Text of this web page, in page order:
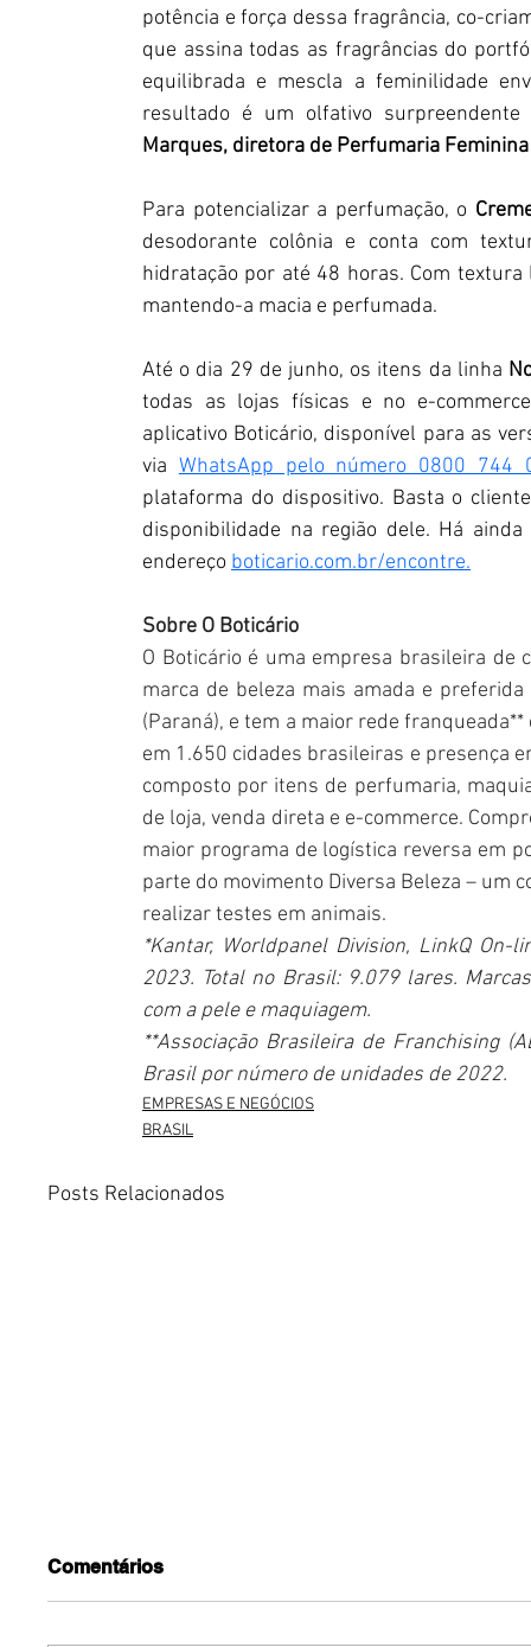
potência e força dessa fragrância, co-
que assina todas as fragrâncias do
equilibrada e mescla a feminilidade
resultado é um olfativo
Marques, diretora de Perfumaria
Para potencializar a perfumação, o
desodorante colônia e conta com
hidratação por até 48 horas. Com
mantendo-a macia e perfumada.
Até o dia 29 de junho, os itens da linha
todas as lojas físicas e no e-
aplicativo Boticário, disponível para as
via WhatsApp pelo número 0800 744
plataforma do dispositivo. Basta o
disponibilidade na região dele. Há
endereço boticario.com.br/encontre.
Sobre O Boticário
O Boticário é uma empresa brasileira de
marca de beleza mais amada e
(Paraná), e tem a maior rede
em 1.650 cidades brasileiras e presença
composto por itens de perfumaria,
de loja, venda direta e e-commerce.
maior programa de logística reversa em
parte do movimento Diversa Beleza – um
realizar testes em animais.
*Kantar, Worldpanel Division, LinkQ
2023. Total no Brasil: 9.079 lares.
com a pele e maquiagem.
**Associação Brasileira de Franchising
Brasil por número de unidades de 2022.
EMPRESAS E NEGÓCIOS
BRASIL
Posts Relacionados
Comentários